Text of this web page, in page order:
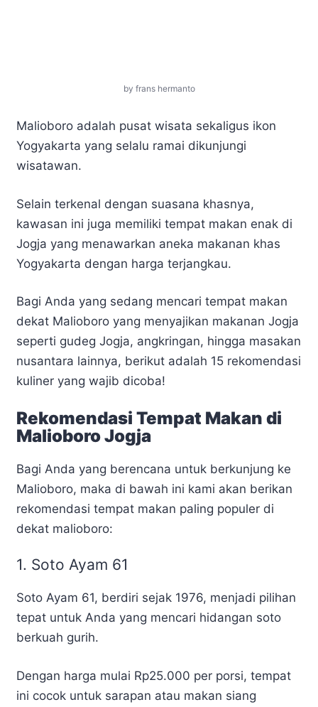
by frans hermanto
Malioboro adalah pusat wisata sekaligus ikon
Yogyakarta yang selalu ramai dikunjungi
wisatawan.
Selain terkenal dengan suasana khasnya,
kawasan ini juga memiliki tempat makan enak di
Jogja yang menawarkan aneka makanan khas
Yogyakarta dengan harga terjangkau.
Bagi Anda yang sedang mencari tempat makan
dekat Malioboro yang menyajikan makanan Jogja
seperti gudeg Jogja, angkringan, hingga masakan
nusantara lainnya, berikut adalah 15 rekomendasi
kuliner yang wajib dicoba!
Rekomendasi Tempat Makan di
Malioboro Jogja
Bagi Anda yang berencana untuk berkunjung ke
Malioboro, maka di bawah ini kami akan berikan
rekomendasi tempat makan paling populer di
dekat malioboro:
1. Soto Ayam 61
Soto Ayam 61, berdiri sejak 1976, menjadi pilihan
tepat untuk Anda yang mencari hidangan soto
berkuah gurih.
Dengan harga mulai Rp25.000 per porsi, tempat
ini cocok untuk sarapan atau makan siang